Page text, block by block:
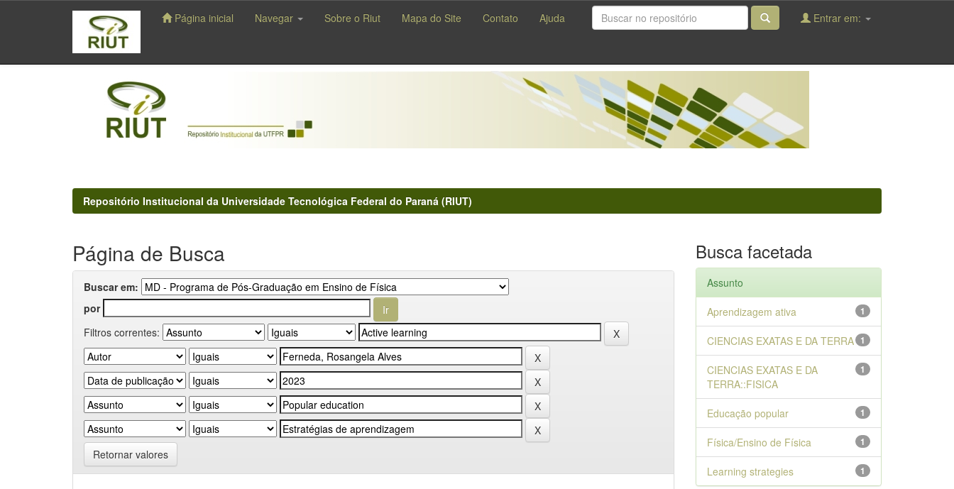
navigation
Página inicial Navegar Sobre o Riut Mapa do Site Contato Ajuda Entrar em:
Repositório Institucional da Universidade Tecnológica Federal do Paraná (RIUT)
Página de Busca
Buscar em:
por
Filtros correntes:
Retornar valores
Busca facetada
Assunto
1
Aprendizagem ativa
1
CIENCIAS EXATAS E DA TERRA
1
CIENCIAS EXATAS E DA
TERRA::FISICA
1
Educação popular
1
Física/Ensino de Física
1
Learning strategies